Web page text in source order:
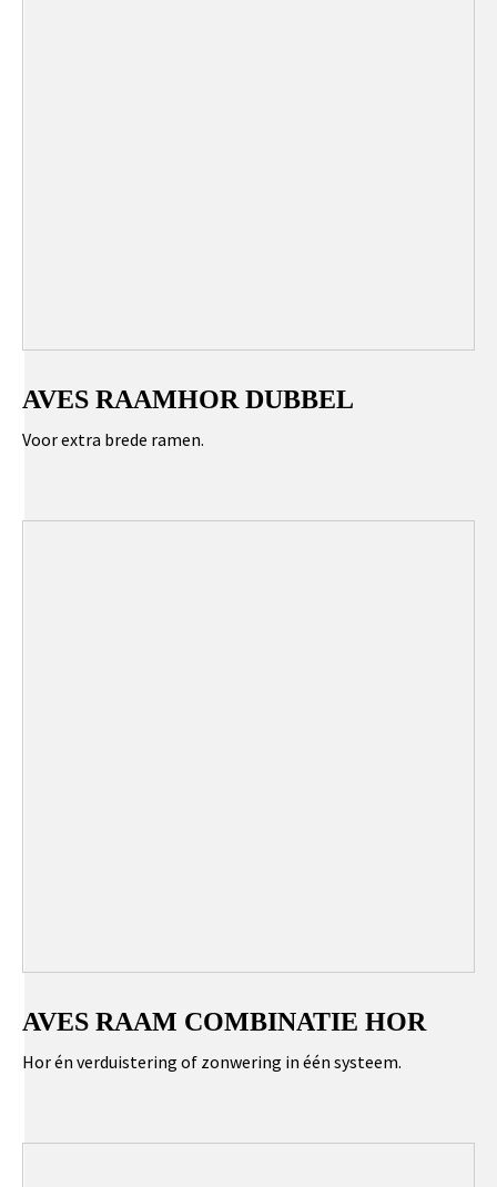
AVES RAAMHOR DUBBEL
Voor extra brede ramen.
AVES RAAM COMBINATIE HOR
Hor én verduistering of zonwering in één systeem.